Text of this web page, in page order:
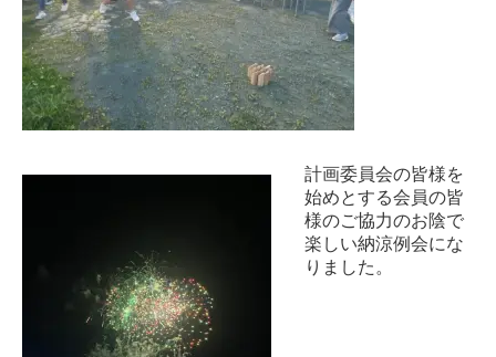
計画委員会の皆様を
始めとする会員の皆
様のご協力のお陰で
楽しい納涼例会にな
りました。